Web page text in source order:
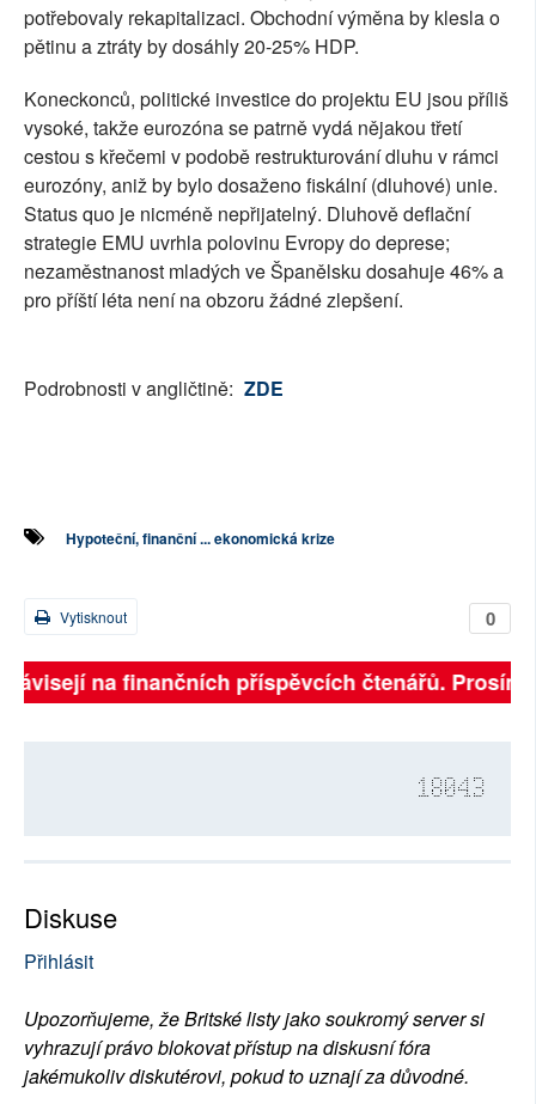
potřebovaly rekapitalizaci. Obchodní výměna by klesla o
pětinu a ztráty by dosáhly 20-25% HDP.
Koneckonců, politické investice do projektu EU jsou příliš
vysoké, takže eurozóna se patrně vydá nějakou třetí
cestou s křečemi v podobě restrukturování dluhu v rámci
eurozóny, aniž by bylo dosaženo fiskální (dluhové) unie.
Status quo je nicméně nepřijatelný. Dluhově deflační
strategie EMU uvrhla polovinu Evropy do deprese;
nezaměstnanost mladých ve Španělsku dosahuje 46% a
pro příští léta není na obzoru žádné zlepšení.
Podrobnosti v angličtině: ZDE
Hypoteční, finanční ... ekonomická krize
0
Vytisknout
na finančních příspěvcích čtenářů.
18043
Diskuse
Přihlásit
Upozorňujeme, že Britské listy jako soukromý server si
vyhrazují právo blokovat přístup na diskusní fóra
jakémukoliv diskutérovi, pokud to uznají za důvodné.